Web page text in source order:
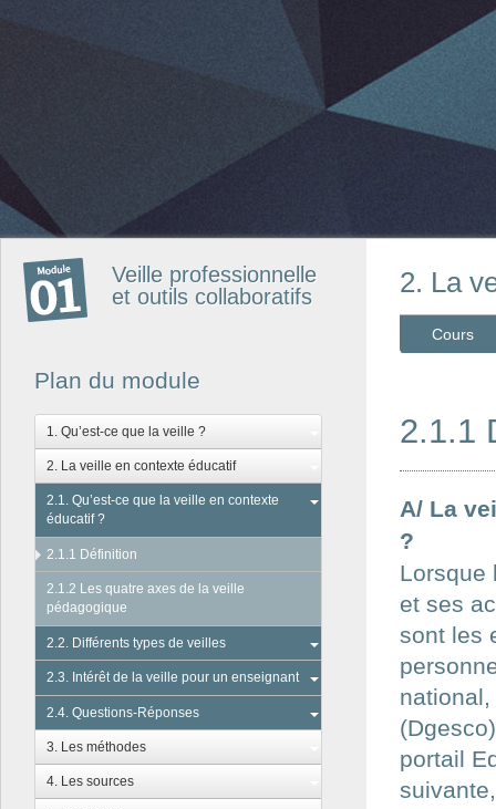
Veille professionnelle
et outils collaboratifs
Plan du module
1. Qu’est-ce que la veille ?
2. La veille en contexte éducatif
2.1. Qu’est-ce que la veille en contexte
éducatif ?
2.1.1 Définition
2.1.2 Les quatre axes de la veille
pédagogique
2.2. Différents types de veilles
2.3. Intérêt de la veille pour un enseignant
2.4. Questions-Réponses
3. Les méthodes
4. Les sources
2. La
Cours
2.1.1
A/ La
?
Lorsque
et ses
sont les
portail